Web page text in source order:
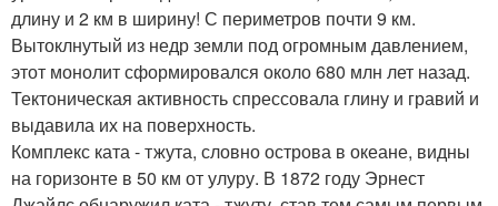
длину и 2 км в ширину! С периметров почти 9 км.
Вытоклнутый из недр земли под огромным давлением,
этот монолит сформировался около 680 млн лет назад.
Тектоническая активность спрессовала глину и гравий и
выдавила их на поверхность.
Комплекс ката - тжута, словно острова в океане, видны
на горизонте в 50 км от улуру. В 1872 году Эрнест